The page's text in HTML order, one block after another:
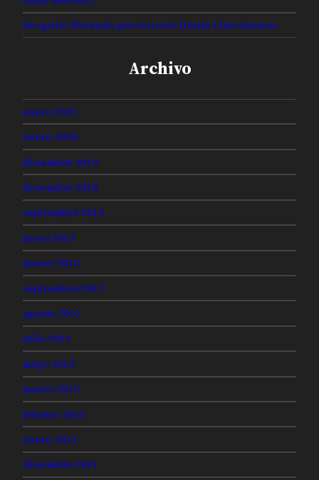
Droguito llorando por el novio frente a las cámaras
Archivo
enero 2021
enero 2020
diciembre 2019
diciembre 2018
septiembre 2013
junio 2013
marzo 2013
septiembre 2012
agosto 2012
julio 2012
mayo 2012
marzo 2012
febrero 2012
enero 2012
diciembre 2011